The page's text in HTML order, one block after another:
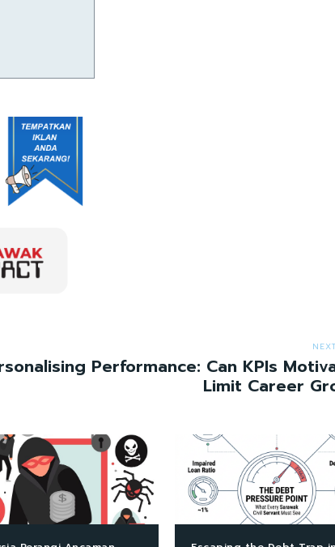
Performance: Can KPIs
Limit Career